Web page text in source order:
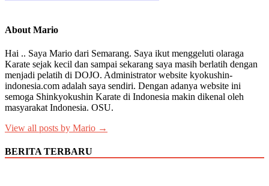
About Mario
Hai .. Saya Mario dari Semarang. Saya ikut menggeluti olaraga
Karate sejak kecil dan sampai sekarang saya masih berlatih dengan
menjadi pelatih di DOJO. Administrator website kyokushin-
indonesia.com adalah saya sendiri. Dengan adanya website ini
semoga Shinkyokushin Karate di Indonesia makin dikenal oleh
masyarakat Indonesia. OSU.
View all posts by Mario →
BERITA TERBARU